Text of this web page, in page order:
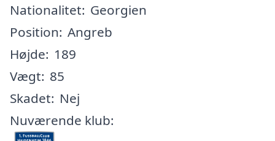
Nationalitet: Georgien
Position: Angreb
Højde: 189
Vægt: 85
Skadet: Nej
Nuværende klub: